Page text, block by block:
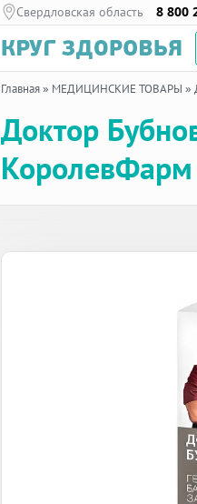
Свердловская область 8 800
Главная» МЕДИЦИНСКИЕ ТОВАРЫ »
Доктор